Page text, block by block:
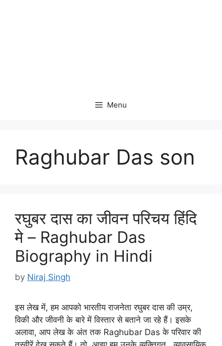
Menu
Raghubar Das son
रघुबर दास का जीवन परिचय हिंदि
मे – Raghubar Das
Biography in Hindi
by Niraj Singh
इस लेख में, हम आपको भारतीय राजनेता रघुबर दास की उम्र,
विकी और जीवनी के बारे में विस्तार से बताने जा रहे हैं। इसके
अलावा, आप लेख के अंत तक Raghubar Das के परिवार की